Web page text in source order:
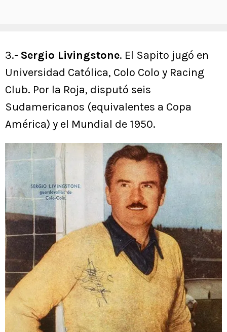
3.- Sergio Livingstone. El Sapito jugó en
Universidad Católica, Colo Colo y Racing
Club. Por la Roja, disputó seis
Sudamericanos (equivalentes a Copa
América) y el Mundial de 1950.